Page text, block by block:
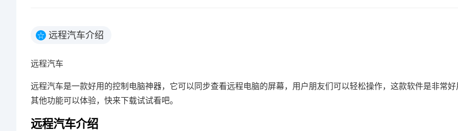
☆ 远程汽车介绍
远程汽车
远程汽车是一款好用的控制电脑神器，它可以同步查看远程电脑的屏幕，用户朋友们可以轻松操作，这款软件是非常
其他功能可以体验，快来下载试试看吧。
远程汽车介绍